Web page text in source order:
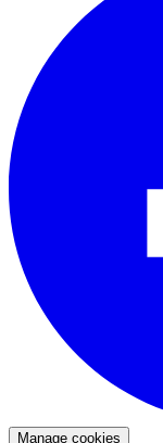
Manage cookies